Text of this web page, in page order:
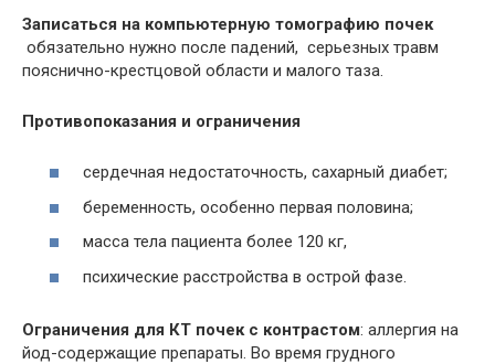
Записаться на компьютерную томографию почек
обязательно нужно после падений, серьезных травм
пояснично-крестцовой области и малого таза.
Противопоказания и ограничения
сердечная недостаточность, сахарный диабет;
беременность, особенно первая половина;
масса тела пациента более 120 кг,
психические расстройства в острой фазе.
Ограничения для КТ почек с контрастом: аллергия на
йод-содержащие препараты. Во время грудного